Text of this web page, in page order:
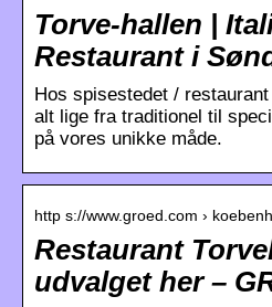
Torve-hallen |
Restaurant i
Hos spisestedet /
alt lige fra traditionel til
på vores unikke måde.
http s://www.groed.com ›
Restaurant
udvalget her –